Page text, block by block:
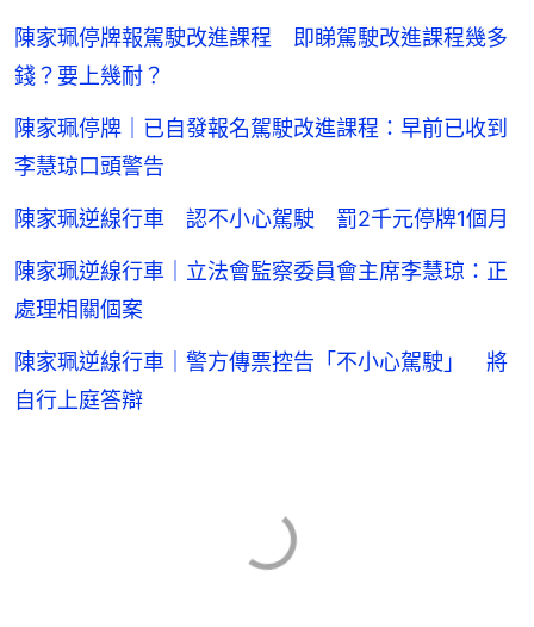
陳家珮停牌報駕駛改進課程 即睇駕駛改進課程幾多
錢？要上幾耐？
陳家珮停牌｜已自發報名駕駛改進課程：早前已收到
李慧琼口頭警告
陳家珮逆線行車 認不小心駕駛 罰2千元停牌1個月
陳家珮逆線行車｜立法會監察委員會主席李慧琼：正
處理相關個案
陳家珮逆線行車｜警方傳票控告「不小心駕駛」 將
自行上庭答辯